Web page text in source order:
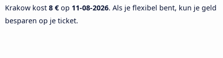
Krakow kost 8 € op 11-08-2026. Als je flexibel bent, kun je geld
besparen op je ticket.